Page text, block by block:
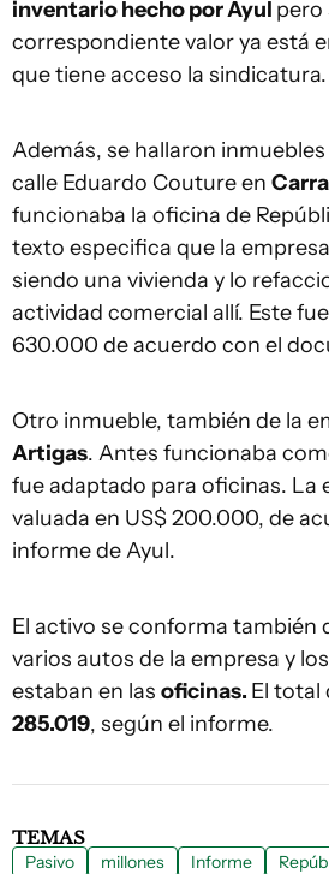
inventario hecho por Ayul pero
correspondiente valor ya está
que tiene acceso la sindicatura.
Además, se hallaron
calle Eduardo Couture en
funcionaba la oficina de
texto especifica que la
siendo una vivienda y lo
actividad comercial allí. Este
630.000 de acuerdo con el
Otro inmueble, también de la
Artigas. Antes funcionaba
fue adaptado para oficinas. La
valuada en US$ 200.000, de
informe de Ayul.
El activo se conforma también
varios autos de la empresa y
estaban en las oficinas. El total
285.019, según el informe.
TEMAS
Pasivo millones Informe